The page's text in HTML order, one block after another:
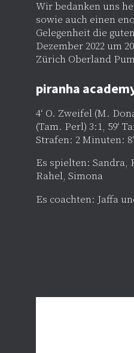
Wir bedanken uns
sowie auch einen
Gelegenheit die
Dezember 2022 um
Zürich Oberland
piranha
4‘ O. Zweifel (M.
(Tam. Perl) 3:1, 59‘
Strafen: 2 Minuten:
Es spielten: Sandra,
Rahel, Simona
Es coachten: Jaffa